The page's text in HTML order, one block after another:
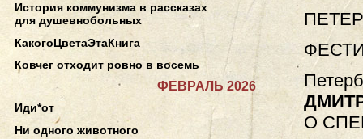
О
История коммунизма в рассказах
для душевнобольных
КакогоЦветаЭтаКнига
Ковчег отходит ровно в восемь
ФЕВРАЛЬ 2026
Иди*от
Ни одного животного